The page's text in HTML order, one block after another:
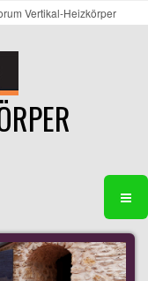
Vertikal-Heizkörper